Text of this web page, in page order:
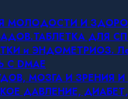
МОЛОДОСТИ И
ДЛЯ
и ЭНДОМЕТРИОЗ.
DMAE
МОЗГА И ЗРЕНИЯ
ДАВЛЕНИЕ,